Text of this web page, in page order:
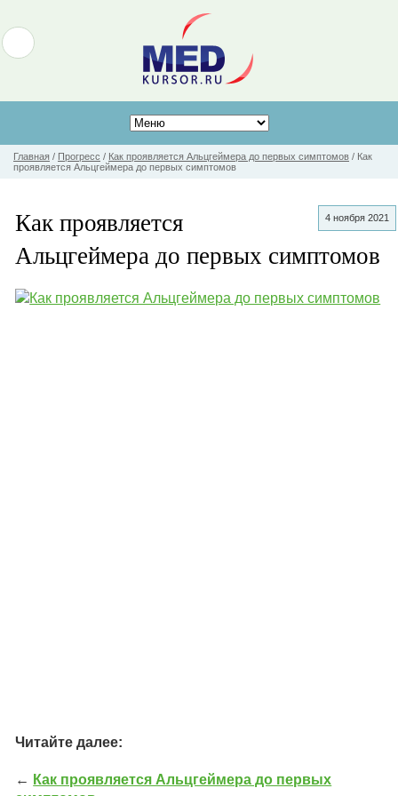
Главная / Прогресс / Как проявляется Альцгеймера до первых симптомов / Как
проявляется Альцгеймера до первых симптомов
4 ноября 2021
Как проявляется
Альцгеймера до первых симптомов
Читайте далее:
← Как проявляется Альцгеймера до первых